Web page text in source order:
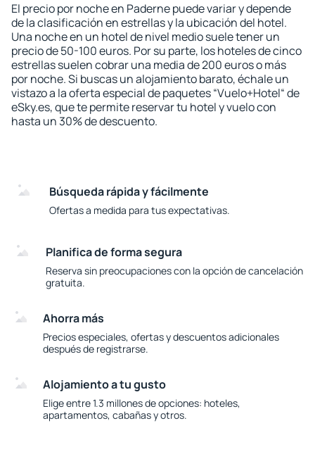
El precio por noche en Paderne puede variar y depende
de la clasificación en estrellas y la ubicación del hotel.
Una noche en un hotel de nivel medio suele tener un
precio de 50-100 euros. Por su parte, los hoteles de cinco
estrellas suelen cobrar una media de 200 euros o más
por noche. Si buscas un alojamiento barato, échale un
vistazo a la oferta especial de paquetes “Vuelo+Hotel“ de
eSky.es, que te permite reservar tu hotel y vuelo con
hasta un 30% de descuento.
Búsqueda rápida y fácilmente
Ofertas a medida para tus expectativas.
Planifica de forma segura
Reserva sin preocupaciones con la opción de cancelación
gratuita.
Ahorra más
Precios especiales, ofertas y descuentos adicionales
después de registrarse.
Alojamiento a tu gusto
Elige entre 1.3 millones de opciones: hoteles,
apartamentos, cabañas y otros.